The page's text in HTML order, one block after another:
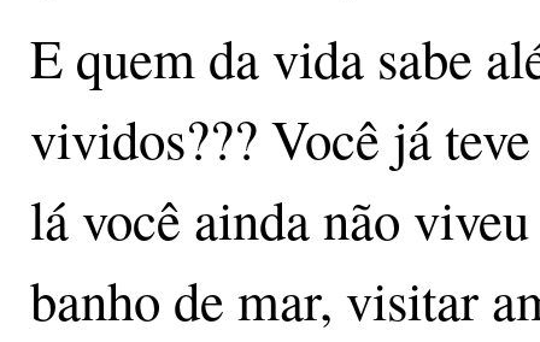
E quem da vida sabe
vividos??? Você já
lá você ainda não
banho de mar, visitar